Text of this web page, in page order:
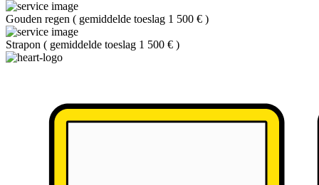
Gouden regen ( gemiddelde toeslag 1 500 € )
Strapon ( gemiddelde toeslag 1 500 € )